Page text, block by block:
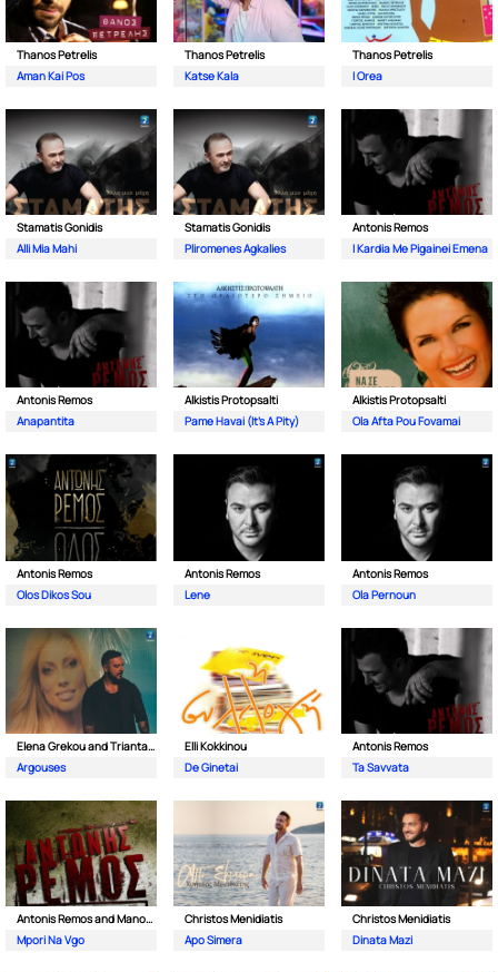
Thanos Petrelis
Aman Kai Pos
Thanos Petrelis
Katse Kala
Thanos Petrelis
I Orea
Stamatis Gonidis
Alli Mia Mahi
Stamatis Gonidis
Pliromenes Agkalies
Antonis Remos
I Kardia Me Pigainei Emena
Antonis Remos
Anapantita
Alkistis Protopsalti
Pame Havai (It's A Pity)
Alkistis Protopsalti
Ola Afta Pou Fovamai
Antonis Remos
Olos Dikos Sou
Antonis Remos
Lene
Antonis Remos
Ola Pernoun
Elena Grekou and Triantafillos
Argouses
Elli Kokkinou
De Ginetai
Antonis Remos
Ta Savvata
Antonis Remos and Manos Pirovolakis
Mpori Na Vgo
Christos Menidiatis
Apo Simera
Christos Menidiatis
Dinata Mazi